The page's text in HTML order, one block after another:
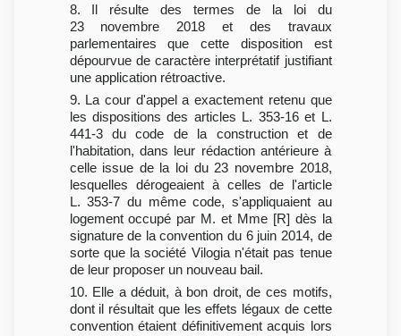
8. Il résulte des termes de la loi du
23 novembre 2018 et des travaux
parlementaires que cette disposition est
dépourvue de caractère interprétatif justifiant
une application rétroactive.
9. La cour d'appel a exactement retenu que
les dispositions des articles L. 353-16 et L.
441-3 du code de la construction et de
l'habitation, dans leur rédaction antérieure à
celle issue de la loi du 23 novembre 2018,
lesquelles dérogeaient à celles de l'article
L. 353-7 du même code, s'appliquaient au
logement occupé par M. et Mme [R] dès la
signature de la convention du 6 juin 2014, de
sorte que la société Vilogia n'était pas tenue
de leur proposer un nouveau bail.
10. Elle a déduit, à bon droit, de ces motifs,
dont il résultait que les effets légaux de cette
convention étaient définitivement acquis lors